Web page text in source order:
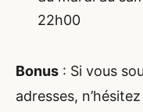
22h00
Bonus : Si vous
adresses,